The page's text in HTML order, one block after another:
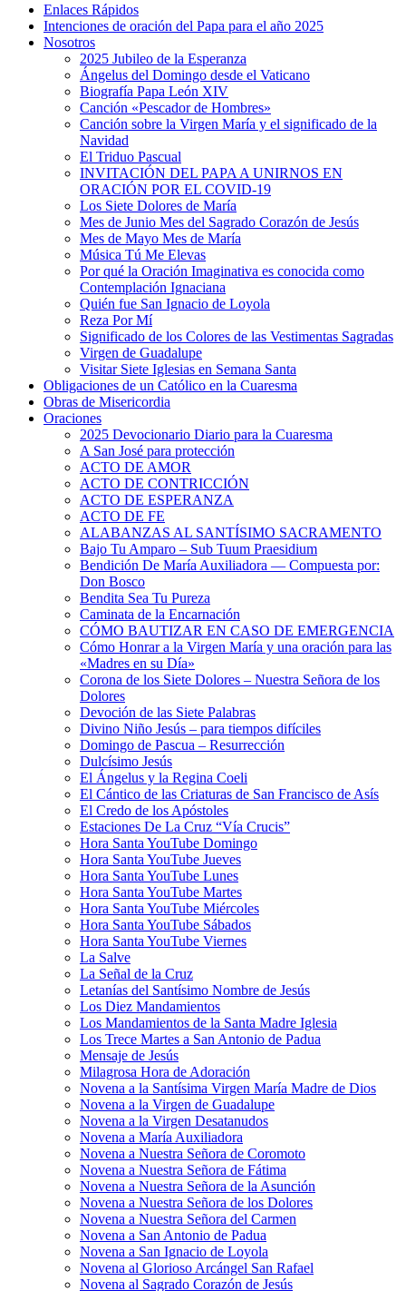
Enlaces Rápidos
Intenciones de oración del Papa para el año 2025
Nosotros
2025 Jubileo de la Esperanza
Ángelus del Domingo desde el Vaticano
Biografía Papa León XIV
Canción «Pescador de Hombres»
Canción sobre la Virgen María y el significado de la
Navidad
El Triduo Pascual
INVITACIÓN DEL PAPA A UNIRNOS EN
ORACIÓN POR EL COVID-19
Los Siete Dolores de María
Mes de Junio Mes del Sagrado Corazón de Jesús
Mes de Mayo Mes de María
Música Tú Me Elevas
Por qué la Oración Imaginativa es conocida como
Contemplación Ignaciana
Quién fue San Ignacio de Loyola
Reza Por Mí
Significado de los Colores de las Vestimentas Sagradas
Virgen de Guadalupe
Visitar Siete Iglesias en Semana Santa
Obligaciones de un Católico en la Cuaresma
Obras de Misericordia
Oraciones
2025 Devocionario Diario para la Cuaresma
A San José para protección
ACTO DE AMOR
ACTO DE CONTRICCIÓN
ACTO DE ESPERANZA
ACTO DE FE
ALABANZAS AL SANTÍSIMO SACRAMENTO
Bajo Tu Amparo – Sub Tuum Praesidium
Bendición De María Auxiliadora — Compuesta por:
Don Bosco
Bendita Sea Tu Pureza
Caminata de la Encarnación
CÓMO BAUTIZAR EN CASO DE EMERGENCIA
Cómo Honrar a la Virgen María y una oración para las
«Madres en su Día»
Corona de los Siete Dolores – Nuestra Señora de los
Dolores
Devoción de las Siete Palabras
Divino Niño Jesús – para tiempos difíciles
Domingo de Pascua – Resurrección
Dulcísimo Jesús
El Ángelus y la Regina Coeli
El Cántico de las Criaturas de San Francisco de Asís
El Credo de los Apóstoles
Estaciones De La Cruz “Vía Crucis”
Hora Santa YouTube Domingo
Hora Santa YouTube Jueves
Hora Santa YouTube Lunes
Hora Santa YouTube Martes
Hora Santa YouTube Miércoles
Hora Santa YouTube Sábados
Hora Santa YouTube Viernes
La Salve
La Señal de la Cruz
Letanías del Santísimo Nombre de Jesús
Los Diez Mandamientos
Los Mandamientos de la Santa Madre Iglesia
Los Trece Martes a San Antonio de Padua
Mensaje de Jesús
Milagrosa Hora de Adoración
Novena a la Santísima Virgen María Madre de Dios
Novena a la Virgen de Guadalupe
Novena a la Virgen Desatanudos
Novena a María Auxiliadora
Novena a Nuestra Señora de Coromoto
Novena a Nuestra Señora de Fátima
Novena a Nuestra Señora de la Asunción
Novena a Nuestra Señora de los Dolores
Novena a Nuestra Señora del Carmen
Novena a San Antonio de Padua
Novena a San Ignacio de Loyola
Novena al Glorioso Arcángel San Rafael
Novena al Sagrado Corazón de Jesús